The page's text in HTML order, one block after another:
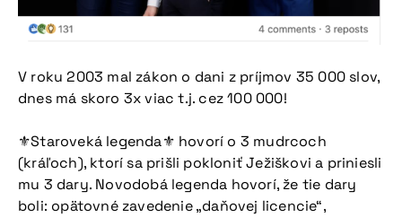
V roku 2003 mal zákon o dani z príjmov 35 000 slov,
dnes má skoro 3x viac t.j. cez 100 000!
⚜Staroveká legenda⚜ hovorí o 3 mudrcoch
(kráľoch), ktorí sa prišli pokloniť Ježiškovi a priniesli
mu 3 dary. Novodobá legenda hovorí, že tie dary
boli: opätovné zavedenie „daňovej licencie“,